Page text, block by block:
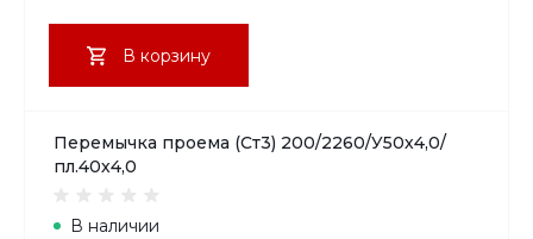
В корзину
Перемычка проема (Ст3) 200/2260/У50х4,0/
пл.40х4,0
В наличии